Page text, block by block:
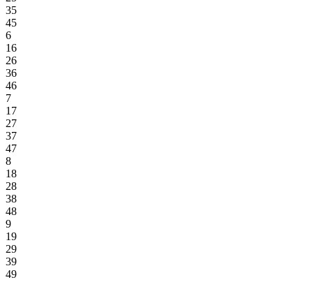
35
45
6
16
26
36
46
7
17
27
37
47
8
18
28
38
48
9
19
29
39
49